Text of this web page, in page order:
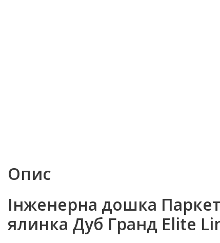
Опис
Інженерна дошка
ялинка Дуб Гранд Elite